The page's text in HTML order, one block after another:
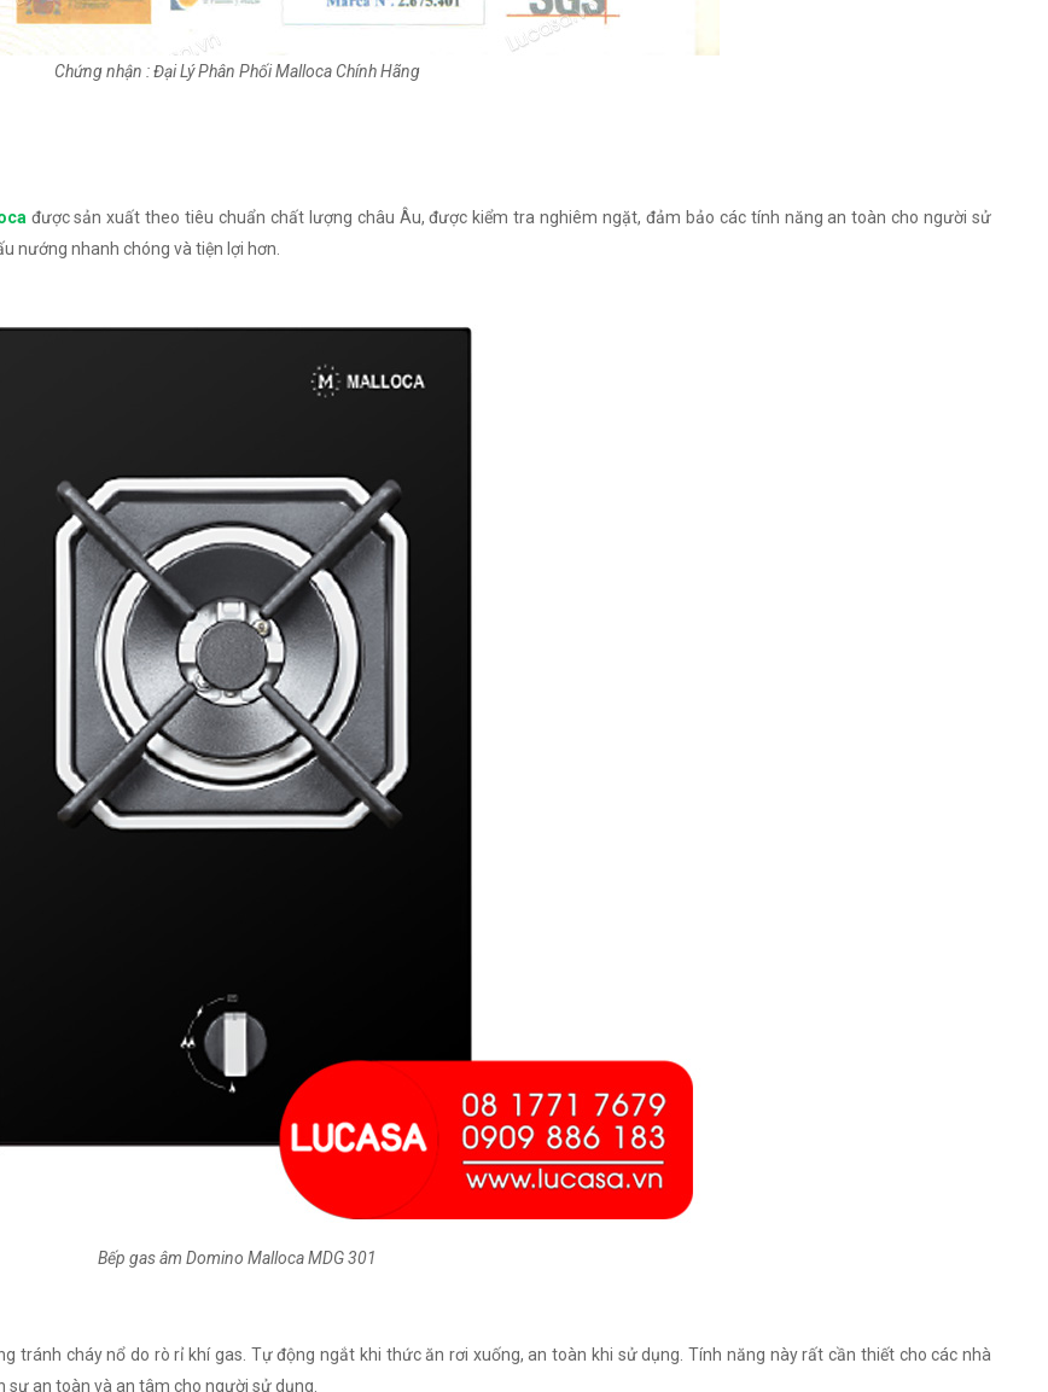
Chứng nhận : Đại Lý Phân Phối Malloca Chính Hãng
được sản xuất theo tiêu chuẩn chất lượng châu Âu, được kiểm tra nghiêm ngặt, đảm bảo các tính năng an toàn cho người sử
nướng nhanh chóng và tiện lợi hơn.
Bếp gas âm Domino Malloca MDG 301
tránh cháy nổ do rò rỉ khí gas. Tự động ngắt khi thức ăn rơi xuống, an toàn khi sử dụng. Tính năng này rất cần thiết cho các nhà
sự an toàn và an tâm cho người sử dụng.